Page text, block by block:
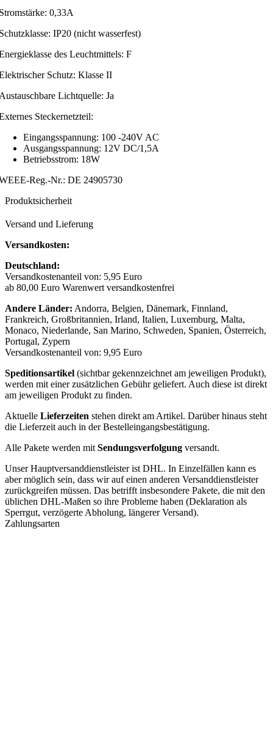
0,33A
IP20 (nicht wasserfest)
des Leuchtmittels: F
Schutz: Klasse II
Lichtquelle: Ja
Steckernetzteil:
Eingangsspannung: 100 -240V AC
Ausgangsspannung: 12V DC/1,5A
Betriebsstrom: 18W
Reg.-Nr.: DE 24905730
Produktsicherheit
Versand und Lieferung
Versandkosten:
Deutschland:
Versandkostenanteil von: 5,95 Euro
ab 80,00 Euro Warenwert versandkostenfrei
Andere Länder: Andorra, Belgien, Dänemark, Finnland,
Frankreich, Großbritannien, Irland, Italien, Luxemburg, Malta,
Monaco, Niederlande, San Marino, Schweden, Spanien, Österreich,
Portugal, Zypern
Versandkostenanteil von: 9,95 Euro
Speditionsartikel (sichtbar gekennzeichnet am jeweiligen Produkt),
werden mit einer zusätzlichen Gebühr geliefert. Auch diese ist direkt
am jeweiligen Produkt zu finden.
Aktuelle Lieferzeiten stehen direkt am Artikel. Darüber hinaus steht
die Lieferzeit auch in der Bestelleingangsbestätigung.
Alle Pakete werden mit Sendungsverfolgung versandt.
Unser Hauptversanddienstleister ist DHL. In Einzelfällen kann es
aber möglich sein, dass wir auf einen anderen Versanddienstleister
zurückgreifen müssen. Das betrifft insbesondere Pakete, die mit den
üblichen DHL-Maßen so ihre Probleme haben (Deklaration als
Sperrgut, verzögerte Abholung, längerer Versand).
Zahlungsarten